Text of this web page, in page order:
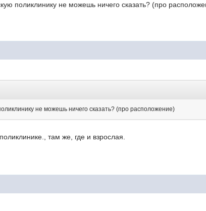
поликлинику не можешь ничего сказать? (про
не можешь ничего сказать? (про расположение)
там же, где и взрослая.